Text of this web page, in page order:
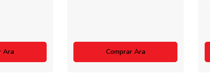
Ara Comprar Ara